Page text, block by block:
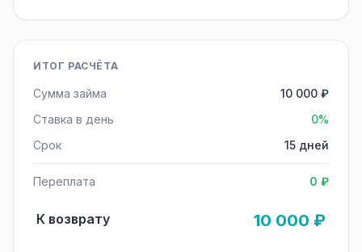
ИТОГ РАСЧЁТА
Сумма займа
10 000 ₽
Ставка в день
0%
Срок
15 дней
Переплата 0 ₽
К возврату 10 000 ₽